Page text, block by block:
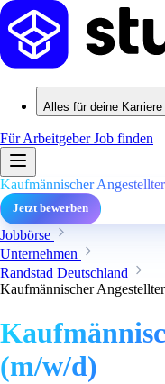
Alles für deine Karriere
Für ArbeitgeberJob finden
Kaufmännischer
Jetzt bewerben
Jobbörse
Unternehmen
Randstad Deutschland
Kaufmännischer
(m/w/d)